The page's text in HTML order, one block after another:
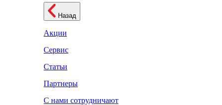
Назад
Акции
Сервис
Статьи
Партнеры
С нами сотрудничают